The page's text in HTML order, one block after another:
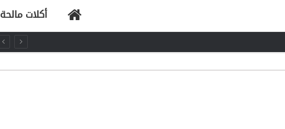
الرئيسيةأكلات مالحة